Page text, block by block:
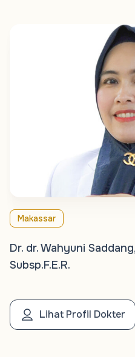
Makassar
Dr. dr. Wahyuni
Subsp.F.E.R.
Lihat Profil Dokter